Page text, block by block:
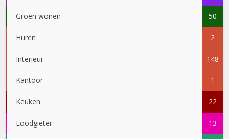
Groen wonen 50
Huren 2
Interieur 148
Kantoor 1
Keuken 22
Loodgieter 13